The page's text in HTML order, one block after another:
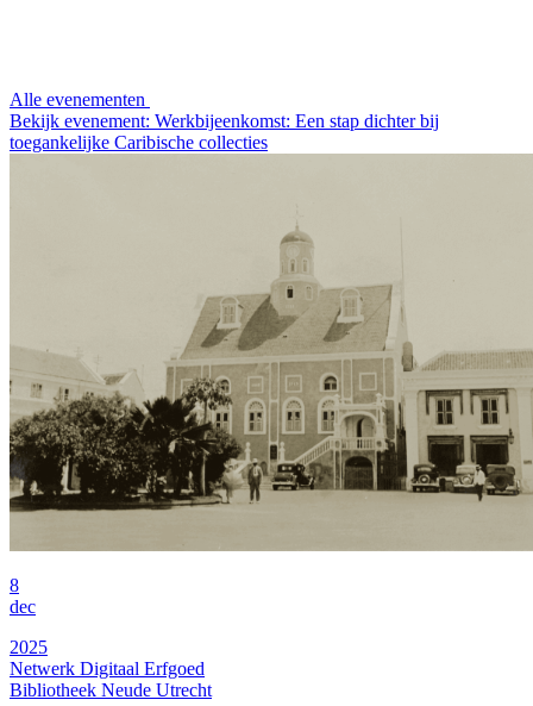
Alle evenementen
Bekijk evenement: Werkbijeenkomst: Een stap dichter bij
toegankelijke Caribische collecties
8
dec
2025
Netwerk Digitaal Erfgoed
Bibliotheek Neude Utrecht